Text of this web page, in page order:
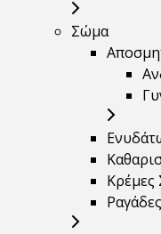
Σώμα
Κρέμες